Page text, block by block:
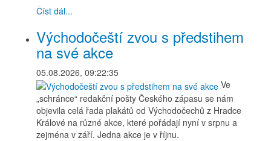
Číst dál...
Východočeští zvou s předstihem
na své akce
05.08.2026, 09:22:35
Ve
„schránce“ redakční pošty Českého zápasu se nám
objevila celá řada plakátů od Východočechů z Hradce
Králové na různé akce, které pořádají nyní v srpnu a
zejména v září. Jedna akce je v říjnu.